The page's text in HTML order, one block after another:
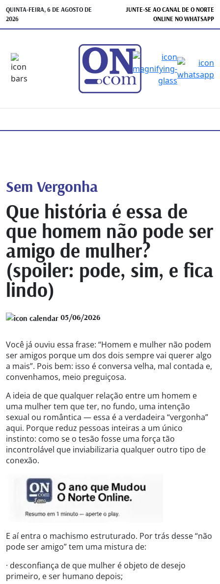
QUINTA-FEIRA, 6 DE AGOSTO DE
2026
JUNTE-SE AO CANAL DE O NORTE
ONLINE NO WHATSAPP
Sem Vergonha
Que história é essa de
que homem não pode ser
amigo de mulher?
(spoiler: pode, sim, e fica
lindo)
05/06/2026
Você já ouviu essa frase: “Homem e mulher não podem
ser amigos porque um dos dois sempre vai querer algo
a mais”. Pois bem: isso é conversa velha, mal contada e,
convenhamos, meio preguiçosa.
A ideia de que qualquer relação entre um homem e
uma mulher tem que ter, no fundo, uma intenção
sexual ou romântica — essa é a verdadeira “vergonha”
aqui. Porque reduz pessoas inteiras a um único
instinto: como se o tesão fosse uma força tão
incontrolável que inviabilizaria qualquer outro tipo de
conexão.
E aí entra o machismo estruturado. Por trás desse “não
pode ser amigo” tem uma mistura de:
· desconfiança de que mulher é objeto de desejo
primeiro, e ser humano depois;